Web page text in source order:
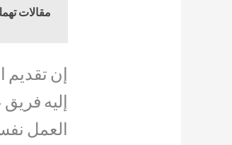
مقالات
إن
إليه
العمل